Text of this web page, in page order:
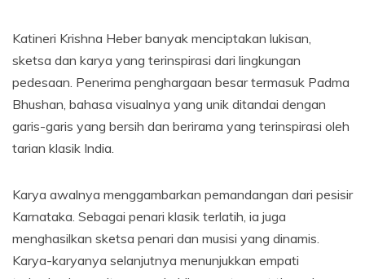
Katineri Krishna Heber banyak menciptakan lukisan,
sketsa dan karya yang terinspirasi dari lingkungan
pedesaan. Penerima penghargaan besar termasuk Padma
Bhushan, bahasa visualnya yang unik ditandai dengan
garis-garis yang bersih dan berirama yang terinspirasi oleh
tarian klasik India.
Karya awalnya menggambarkan pemandangan dari pesisir
Karnataka. Sebagai penari klasik terlatih, ia juga
menghasilkan sketsa penari dan musisi yang dinamis.
Karya-karyanya selanjutnya menunjukkan empati